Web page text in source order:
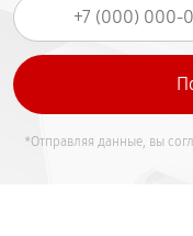
*Отправляя данные, вы